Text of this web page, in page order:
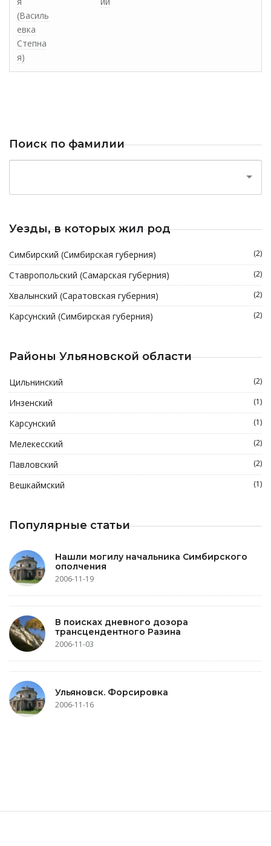
(Василь
евка
Степна
я)
Поиск по фамилии
Уезды, в которых жил род
Симбирский (Симбирская губерния) (2)
Ставропольский (Самарская губерния) (2)
Хвалынский (Саратовская губерния) (2)
Карсунский (Симбирская губерния) (2)
Районы Ульяновской области
Цильнинский (2)
Инзенский (1)
Карсунский (1)
Мелекесский (2)
Павловский (2)
Вешкаймский (1)
Популярные статьи
Нашли могилу начальника Симбирского
ополчения
2006-11-19
В поисках дневного дозора
трансцендентного Разина
2006-11-03
Ульяновск. Форсировка
2006-11-16